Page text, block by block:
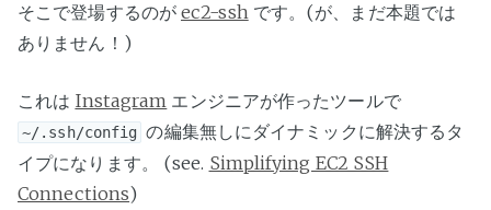
そこで登場するのが ec2-sshです。(が、まだ本題では
ありません！)
これは Instagram エンジニアが作ったツールで
~/.ssh/config の編集無しにダイナミックに解決するタ
イプになります。 (see. Simplifying EC2 SSH
Connections)